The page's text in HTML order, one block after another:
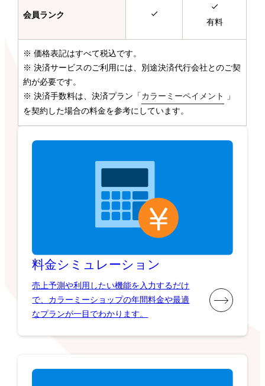
会員ランク
有料
※ 価格表記はすべて税込です。
※ 決済サービスのご利用には、別途決済代行会社とのご契
約が必要です。
※ 決済手数料は、決済プラン「 カラーミーペイメント
」
を契約した場合の料金を参考にしています。
料金シミュレーション
売上予測や利用したい機能を入力するだけ
で、カラーミーショップの年間料金や最適
なプランが一目でわかります。